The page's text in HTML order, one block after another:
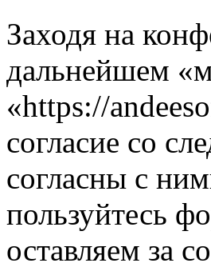
Заходя на
дальнейшем
«https://
согласие со
согласны с
пользуйтесь
оставляем за